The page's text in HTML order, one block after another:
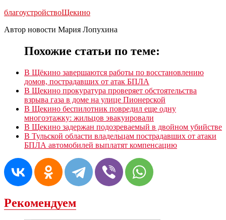
благоустройствоЩекино
Автор новости Мария Лопухина
Похожие статьи по теме:
В Щёкино завершаются работы по восстановлению
домов, пострадавших от атак БПЛА
В Щекино прокуратура проверяет обстоятельства
взрыва газа в доме на улице Пионерской
В Щекино беспилотник повредил еще одну
многоэтажку: жильцов эвакуировали
В Щекино задержан подозреваемый в двойном убийстве
В Тульской области владельцам пострадавших от атаки
БПЛА автомобилей выплатят компенсацию
Рекомендуем